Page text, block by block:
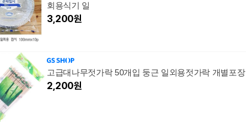
회용식기 일
3,200원
고급대나무젓가락 50개입 둥근 일외용젓가락 개별포장
2,200원